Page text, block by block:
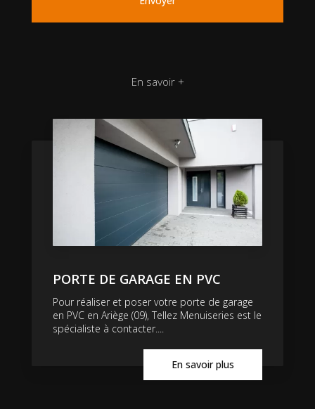
En savoir +
PORTE DE GARAGE EN PVC
Pour réaliser et poser votre porte de garage
en PVC en Ariège (09), Tellez Menuiseries est le
spécialiste à contacter....
En savoir plus